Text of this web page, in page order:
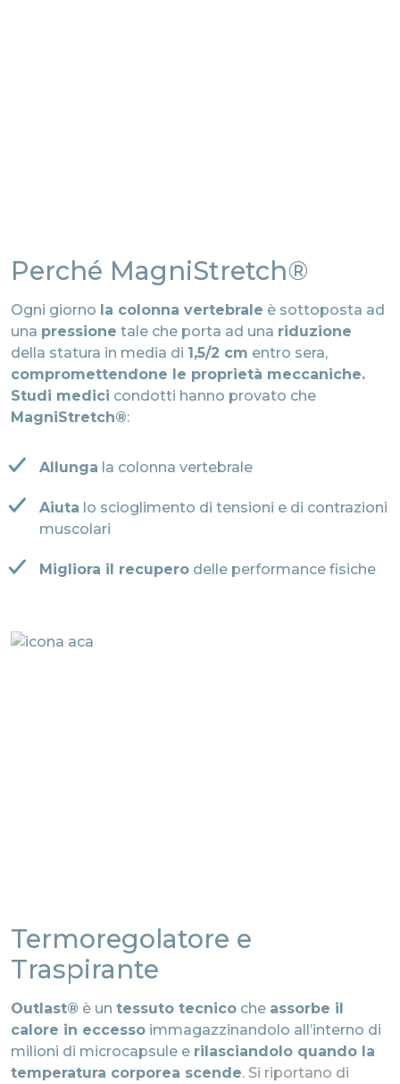
Perché MagniStretch®
Ogni giorno la colonna vertebrale è sottoposta ad
una pressione tale che porta ad una riduzione
della statura in media di 1,5/2 cm entro sera,
compromettendone le proprietà meccaniche.
Studi medici condotti hanno provato che
MagniStretch®:
Allunga la colonna vertebrale
Aiuta lo scioglimento di tensioni e di contrazioni
muscolari
Migliora il recupero delle performance fisiche
Termoregolatore e
Traspirante
Outlast® è un tessuto tecnico che assorbe il
calore in eccesso immagazzinandolo all’interno di
milioni di microcapsule e rilasciandolo quando la
temperatura corporea scende. Si riportano di